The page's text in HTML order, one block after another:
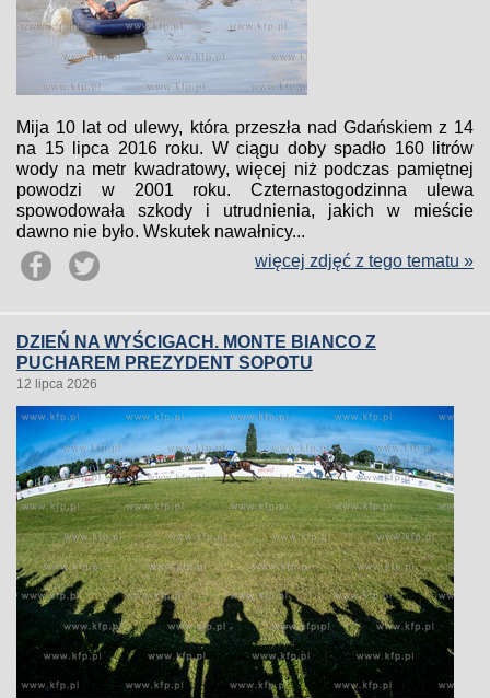
Mija 10 lat od ulewy, która przeszła nad Gdańskiem z 14
na 15 lipca 2016 roku. W ciągu doby spadło 160 litrów
wody na metr kwadratowy, więcej niż podczas pamiętnej
powodzi w 2001 roku. Czternastogodzinna ulewa
spowodowała szkody i utrudnienia, jakich w mieście
dawno nie było. Wskutek nawałnicy...
więcej zdjęć z tego tematu »
DZIEŃ NA WYŚCIGACH. MONTE BIANCO Z
PUCHAREM PREZYDENT SOPOTU
12 lipca 2026